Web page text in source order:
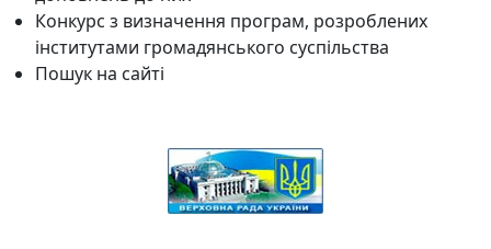
Конкурс з визначення програм, розроблених
інститутами громадянського суспільства
Пошук на сайті